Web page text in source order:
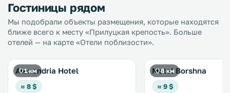
Гостиницы рядом
Мы подобрали объекты размещения, которые находятся
ближе всего к месту «Прилуцкая крепость». Больше
отелей — на карте «Отели поблизости».
1 км
Alexandria Hotel
≈ 8 $
8 км
Motel Borshna
≈ 9 $